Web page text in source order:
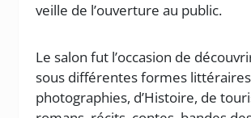
veille de l’ouverture au public.
Le salon fut l’occasion de
sous différentes formes
photographies, d’Histoire, de